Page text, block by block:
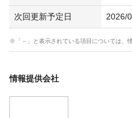
次回更新予定日 2026/
※「－」と表示されている項目については、
情報提供会社